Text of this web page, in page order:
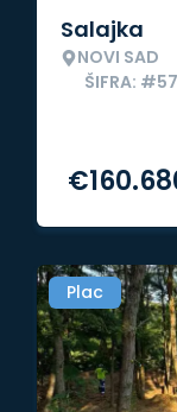
Salajka
NOVI SAD
ŠIFRA:
€
Plac